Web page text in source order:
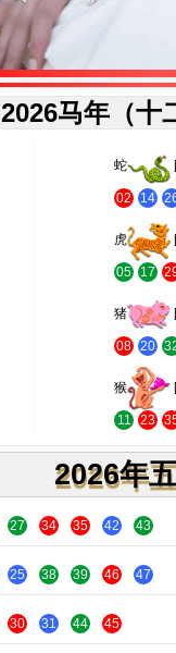
2026马年（十
蛇
02 14
虎
05 17
猪
08 20
猴
11 23
2026年
27 34 35 42 43
25 38 39 46 47
30 31 44 45